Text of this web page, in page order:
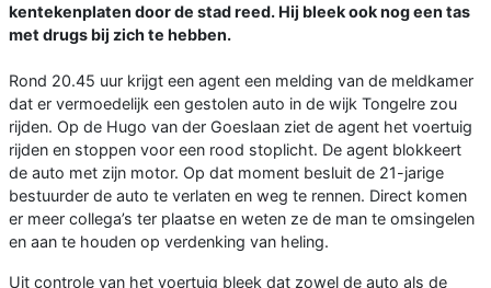
kentekenplaten door de stad reed. Hij bleek ook nog een tas
met drugs bij zich te hebben.
Rond 20.45 uur krijgt een agent een melding van de meldkamer
dat er vermoedelijk een gestolen auto in de wijk Tongelre zou
rijden. Op de Hugo van der Goeslaan ziet de agent het voertuig
rijden en stoppen voor een rood stoplicht. De agent blokkeert
de auto met zijn motor. Op dat moment besluit de 21-jarige
bestuurder de auto te verlaten en weg te rennen. Direct komen
er meer collega’s ter plaatse en weten ze de man te omsingelen
en aan te houden op verdenking van heling.
Uit controle van het voertuig bleek dat zowel de auto als de